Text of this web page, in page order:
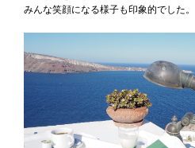
みんな笑顔になる様子も印象的でした。